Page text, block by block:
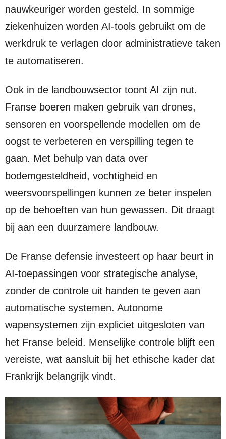
nauwkeuriger worden gesteld. In sommige
ziekenhuizen worden AI-tools gebruikt om de
werkdruk te verlagen door administratieve taken
te automatiseren.
Ook in de landbouwsector toont AI zijn nut.
Franse boeren maken gebruik van drones,
sensoren en voorspellende modellen om de
oogst te verbeteren en verspilling tegen te
gaan. Met behulp van data over
bodemgesteldheid, vochtigheid en
weersvoorspellingen kunnen ze beter inspelen
op de behoeften van hun gewassen. Dit draagt
bij aan een duurzamere landbouw.
De Franse defensie investeert op haar beurt in
AI-toepassingen voor strategische analyse,
zonder de controle uit handen te geven aan
automatische systemen. Autonome
wapensystemen zijn expliciet uitgesloten van
het Franse beleid. Menselijke controle blijft een
vereiste, wat aansluit bij het ethische kader dat
Frankrijk belangrijk vindt.